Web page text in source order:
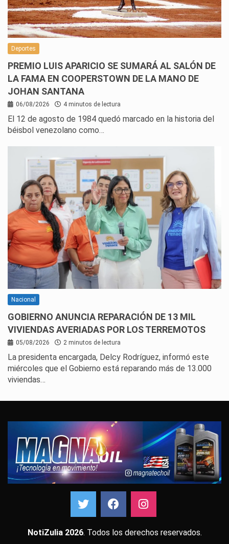
Deportes
PREMIO LUIS APARICIO SE SUMARÁ AL SALÓN DE
LA FAMA EN COOPERSTOWN DE LA MANO DE
JOHAN SANTANA
06/08/2026 4 minutos de lectura
El 12 de agosto de 1984 quedó marcado en la historia del
béisbol venezolano como…
Nacional
GOBIERNO ANUNCIA REPARACIÓN DE 13 MIL
VIVIENDAS AVERIADAS POR LOS TERREMOTOS
05/08/2026 2 minutos de lectura
La presidenta encargada, Delcy Rodríguez, informó este
miércoles que el Gobierno está reparando más de 13.000
viviendas…
NotiZulia 2026. Todos los derechos reservados.